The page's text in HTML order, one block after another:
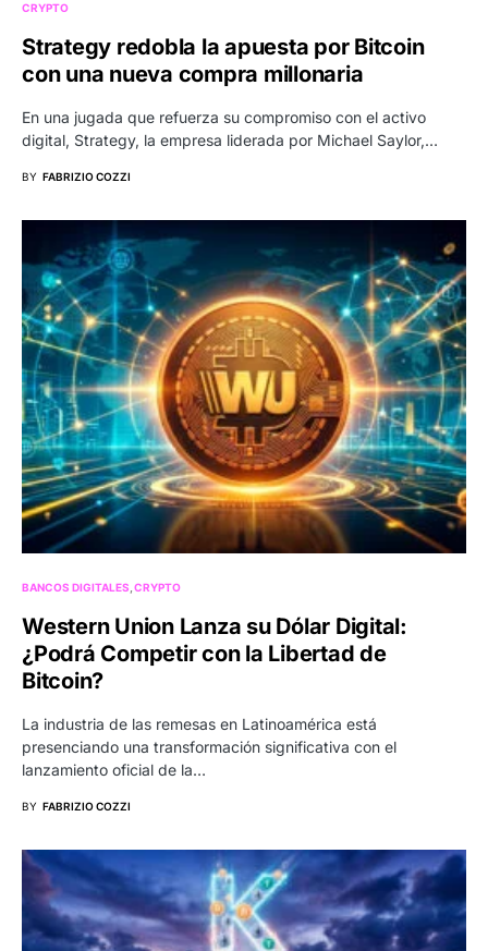
CRYPTO
Strategy redobla la apuesta por Bitcoin
con una nueva compra millonaria
En una jugada que refuerza su compromiso con el activo
digital, Strategy, la empresa liderada por Michael Saylor,…
BY FABRIZIO COZZI
BANCOS DIGITALES CRYPTO
Western Union Lanza su Dólar Digital:
¿Podrá Competir con la Libertad de
Bitcoin?
La industria de las remesas en Latinoamérica está
presenciando una transformación significativa con el
lanzamiento oficial de la…
BY FABRIZIO COZZI